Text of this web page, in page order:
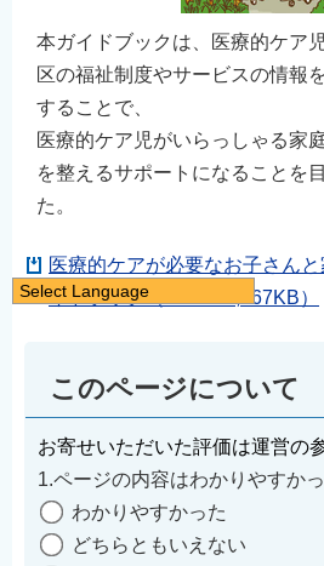
本ガイドブックは、医療的ケア
区の福祉制度やサービスの情報
することで、
医療的ケア児がいらっしゃる家
を整えるサポートになることを
た。
医療的ケアが必要なお子さん
イドブック（PDF：8,067KB）
このページについて
お寄せいただいた評価は運営の
1.ページの内容はわかりやすか
わかりやすかった
どちらともいえない
Select Language
简体中文
繁體中文
한국어
नेपाली
Filipino